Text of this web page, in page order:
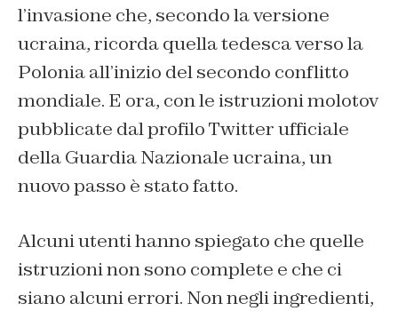
l’invasione che, secondo la versione
ucraina, ricorda quella tedesca verso la
Polonia all’inizio del secondo conflitto
mondiale. E ora, con le istruzioni molotov
pubblicate dal profilo Twitter ufficiale
della Guardia Nazionale ucraina, un
nuovo passo è stato fatto.
Alcuni utenti hanno spiegato che quelle
istruzioni non sono complete e che ci
siano alcuni errori. Non negli ingredienti,